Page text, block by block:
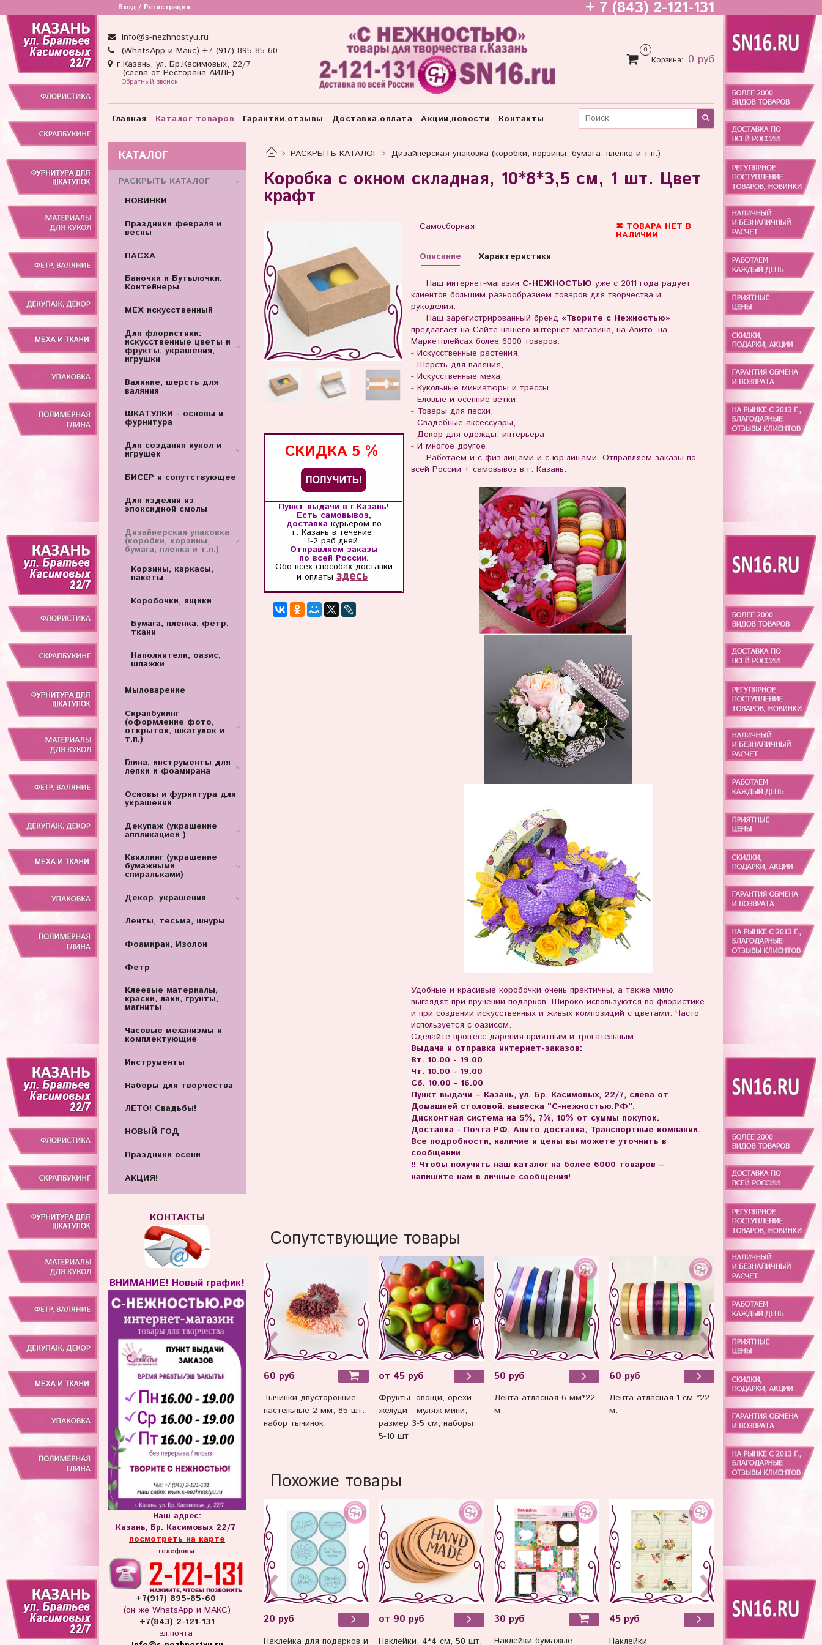
Вход / Регистрация + 7 (843) 2-121-131
info@s-nezhnostyu.ru
(WhatsApp и Макс) +7 (917) 895-85-60
г.Казань, ул. Бр.Касимовых, 22/7
(слева от Ресторана АИЛЕ)
Обратный звонок
0
Корзина: 0 руб
Главная Каталог товаров Гарантии,отзывы Доставка,оплата Акции,новости Контакты
РАСКРЫТЬ КАТАЛОГ Дизайнерская упаковка (коробки, корзины, бумага, пленка и т.п.)
Коробка с окном складная, 10*8*3,5 см, 1 шт. Цвет
крафт
СКИДКА 5 %
Пункт выдачи в г.Казань!
Есть самовывоз,
доставка курьером по
г. Казань в течение
1-2 раб.дней.
Отправляем заказы
по всей России.
Обо всех способах доставки
и оплаты здесь
Самосборная ✖ ТОВАРА НЕТ В
НАЛИЧИИ
Описание
Наш интернет-магазин С-НЕЖНОСТЬЮ уже с 2011 года радует
клиентов большим разнообразием товаров для творчества и
рукоделия.
Наш зарегистрированный бренд «Творите с Нежностью»
предлагает на Сайте нашего интернет магазина, на Авито, на
Маркетплейсах более 6000 товаров:
- Искусственные растения,
- Шерсть для валяния,
- Искусственные меха,
- Кукольные миниатюры и трессы,
- Еловые и осенние ветки,
- Товары для пасхи,
- Свадебные аксессуары,
- Декор для одежды, интерьера
- И многое другое.
Работаем и с физ.лицами и с юр.лицами. Отправляем заказы по
всей России + самовывоз в г. Казань.
Удобные и красивые коробочки очень практичны, а также мило
выглядят при вручении подарков. Широко используются во флористике
и при создании искусственных и живых композиций с цветами. Часто
используется с оазисом.
Сделайте процесс дарения приятным и трогательным.
Выдача и отправка интернет-заказов:
Вт. 10.00 - 19.00
Чт. 10.00 - 19.00
Сб. 10.00 - 16.00
Пункт выдачи – Казань, ул. Бр. Касимовых, 22/7, слева от
Домашней столовой. вывеска "С-нежностью.РФ".
Дисконтная система на 5%, 7%, 10% от суммы покупок.
Доставка - Почта РФ, Авито доставка, Транспортные компании.
Все подробности, наличие и цены вы можете уточнить в
сообщении
!! Чтобы получить наш каталог на более 6000 товаров –
напишите нам в личные сообщения!
Характеристики
Сопутствующие товары
60 руб
Тычинки двусторонние
пастельные 2 мм, 85 шт.,
набор тычинок.
от 45 руб
Фрукты, овощи, орехи,
желуди - муляж мини,
размер 3-5 см, наборы
5-10 шт
50 руб
Лента атласная 6 мм*22
м.
60 руб
Лента атласная 1 см *22
м.
90 руб
Лента атласная 3
83 м. Желтый
Похожие товары
20 руб
Наклейка для подарков и
от 90 руб
Наклейки, 4*4 см, 50 шт,
30 руб
Наклейки бумажые,
45 руб
Наклейки
50 руб
Лента атласная 6
КАТАЛОГ
РАСКРЫТЬ КАТАЛОГ
НОВИНКИ
Праздники февраля и
весны
ПАСХА
Баночки и Бутылочки,
Контейнеры.
МЕХ искусственный
Для флористики:
искусственные цветы и
фрукты, украшения,
игрушки
Валяние, шерсть для
валяния
ШКАТУЛКИ - основы и
фурнитура
Для создания кукол и
игрушек
БИСЕР и сопутствующее
Для изделий из
эпоксидной смолы
Дизайнерская упаковка
(коробки, корзины,
бумага, пленка и т.п.)
Корзины, каркасы,
пакеты
Коробочки, ящики
Бумага, пленка, фетр,
ткани
Наполнители, оазис,
шпажки
Мыловарение
Скрапбукинг
(оформление фото,
открыток, шкатулок и
т.п.)
Глина, инструменты для
лепки и фоамирана
Основы и фурнитура для
украшений
Декупаж (украшение
аппликацией )
Квиллинг (украшение
бумажными
спиральками)
Декор, украшения
Ленты, тесьма, шнуры
Фоамиран, Изолон
Фетр
Клеевые материалы,
краски, лаки, грунты,
магниты
Часовые механизмы и
комплектующие
Инструменты
Наборы для творчества
ЛЕТО! Свадьбы!
НОВЫЙ ГОД
Праздники осени
АКЦИЯ!
КОНТАКТЫ
ВНИМАНИЕ! Новый график!
Наш адрес:
Казань, Бр. Касимовых 22/7
посмотреть на карте
телефоны:
+7(917) 895-85-60
(он же WhatsApp и МАКС)
+7(843) 2-121-131
эл.почта